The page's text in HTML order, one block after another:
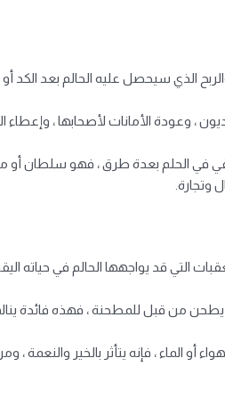
الذي سيحصل عليه الحالم بعد الكد أو
، وعودة الأمانات لأصحابها ، وإعطاء
الحلم بعدة طرق ، فهو سلطان أو
وتجارة.
التي قد يواجهها الحالم في حياته
من قبل للمطحنة ، فهذه فائدة
الماء ، فإنه يتأثر بالخير والنعمة